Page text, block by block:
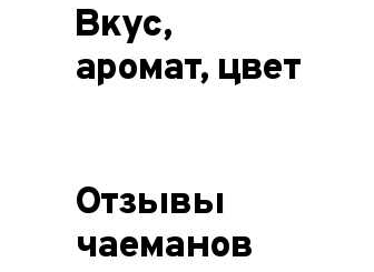
Вкус,
аромат, цвет
Отзывы
чаеманов